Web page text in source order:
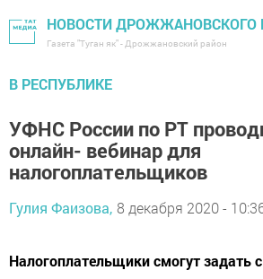
НОВОСТИ ДРОЖЖАНОВСКОГО
Газета "Туган як" - Дрожжановский район
В РЕСПУБЛИКЕ
УФНС России по РТ
онлайн- вебинар для
налогоплательщиков
Гулия Фаизова, 8 декабря 2020 -
Налогоплательщики смогут задать